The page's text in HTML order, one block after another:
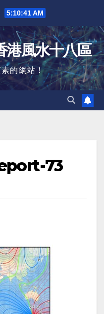
5:10:42 AM
港風水十八區
的網站！
73